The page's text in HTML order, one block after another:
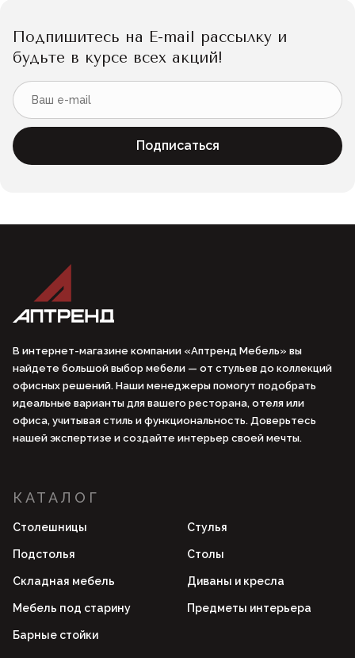
Подпишитесь на E-mail рассылку и
будьте в курсе всех акций!
Подписаться
В интернет-магазине компании «Аптренд Мебель» вы
найдете большой выбор мебели — от стульев до коллекций
офисных решений. Наши менеджеры помогут подобрать
идеальные варианты для вашего ресторана, отеля или
офиса, учитывая стиль и функциональность. Доверьтесь
нашей экспертизе и создайте интерьер своей мечты.
КАТАЛОГ
Столешницы Стулья
Подстолья Столы
Складная мебель Диваны и кресла
Мебель под старину Предметы интерьера
Барные стойки